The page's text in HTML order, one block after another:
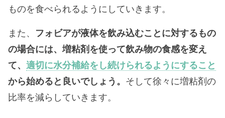
ものを食べられるようにしていきます。
また、 フォビアが液体を飲み込むことに対するもの
の場合には、増粘剤を使って飲み物の食感を変え
て、 適切に水分補給をし続けられるようにすること
から始めると良いでしょう。 そして徐々に増粘剤の
比率を減らしていきます。